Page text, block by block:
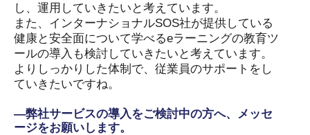
し、運用していきたいと考えています。
また、インターナショナルSOS社が提供している
健康と安全面について学べるeラーニングの教育ツ
ールの導入も検討していきたいと考えています。
よりしっかりした体制で、従業員のサポートをし
ていきたいですね。
―弊社サービスの導入をご検討中の方へ、メッセ
ージをお願いします。